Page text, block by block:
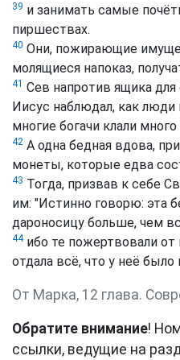
39 и занимать самые
пиршествах.
40 Они, пожирающие
молящиеся напоказ,
41 Сев напротив ящика
Иисус наблюдал, как люди
многие богачи клали много
42 А одна бедная вдова,
монеты, которые едва
43 Тогда, призвав к себе
им: "Истинно говорю: эта
дароносицу больше, чем
44ибо те пожертвовали от
отдала всё, что у неё было
От Марка, 12 глава.
Обратите внимание!
ссылки, ведущие на